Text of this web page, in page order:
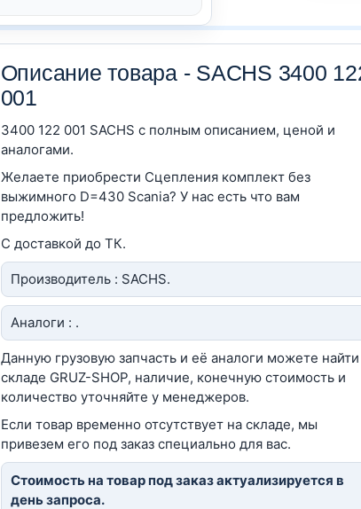
Описание товара - SACHS 3400
001
3400 122 001 SACHS c полным описанием, ценой и
аналогами.
Желаете приобрести Сцепления комплект без
выжимного D=430 Scania? У нас есть что вам
предложить!
С доставкой до ТК.
Производитель : SACHS.
Аналоги : .
Данную грузовую запчасть и её аналоги можете
складе GRUZ-SHOP, наличие, конечную стоимость и
количество уточняйте у менеджеров.
Если товар временно отсутствует на складе, мы
привезем его под заказ специально для вас.
Стоимость на товар под заказ актуализируется в
день запроса.